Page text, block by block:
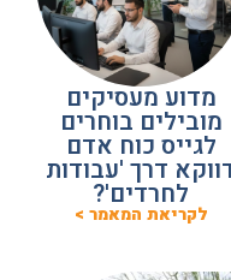
מדוע מעסיקים
מובילים בוחרים
לגייס כוח אדם
דרך 'עבודות
לחרדים'?
לקריאת המאמר >